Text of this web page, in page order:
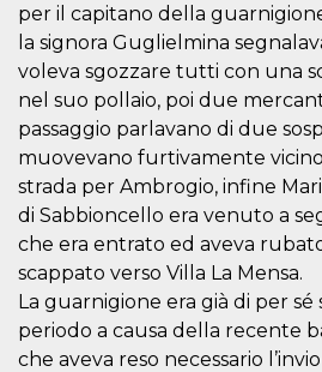
per il capitano della
la signora Guglielmina
voleva sgozzare tutti con una
nel suo pollaio, poi due
passaggio parlavano di due
muovevano furtivamente
strada per Ambrogio, infine
di Sabbioncello era venuto a
che era entrato ed aveva
scappato verso Villa La Mensa.
La guarnigione era già di per sé
periodo a causa della recente
che aveva reso necessario
Nome
Provider /
Dominio
cf_clearance
Cloudflare,
Inc.
.oooh.events
Automattic